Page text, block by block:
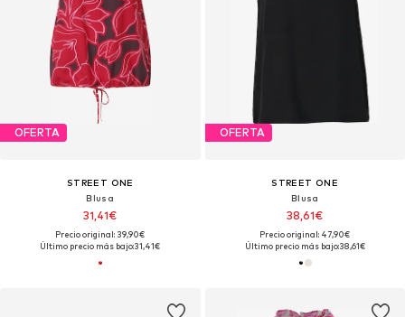
OFERTA
STREET ONE
Blusa
31,41€
Precio original: 39,90€
Último precio más bajo:31,41€
OFERTA
STREET ONE
Blusa
38,61€
Precio original: 47,90€
Último precio más bajo:38,61€